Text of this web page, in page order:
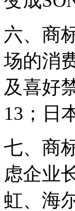
六、商
场的消
及喜好
13；日
七、商
虑企业
虹、海